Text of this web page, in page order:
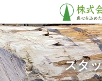
テ
ン
ツ
に
移
動
ゲ
ー
シ
ョ
ン
に
スタ